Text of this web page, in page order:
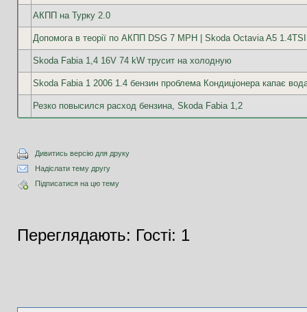
АКПП на Турку 2.0
Допомога в теорії по АКПП DSG 7 MPH | Skoda Octavia A5 1.4TSI
Skoda Fabia 1,4 16V 74 kW трусит на холодную
Skoda Fabia 1 2006 1.4 бензин проблема Кондиціонера капає
Резко повысился расход бензина, Skoda Fabia 1,2
Дивитись версію для друку
Надіслати тему другу
Підписатися на цю тему
Переглядають: Гості: 1